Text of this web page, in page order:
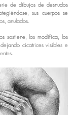
de dibujos de desnudos
sus cuerpos se
anulados.
sostiene, los modifica, los
cicatrices visibles e